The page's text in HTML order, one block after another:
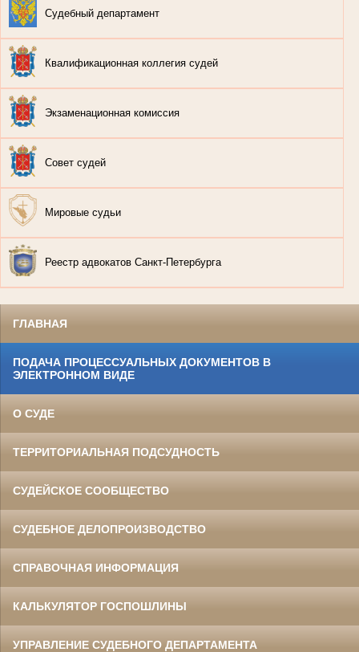
Судебный департамент
Квалификационная коллегия судей
Экзаменационная комиссия
Совет судей
Мировые судьи
Реестр адвокатов Санкт-Петербурга
ГЛАВНАЯ
ПОДАЧА ПРОЦЕССУАЛЬНЫХ ДОКУМЕНТОВ В
ЭЛЕКТРОННОМ ВИДЕ
О СУДЕ
ТЕРРИТОРИАЛЬНАЯ ПОДСУДНОСТЬ
СУДЕЙСКОЕ СООБЩЕСТВО
СУДЕБНОЕ ДЕЛОПРОИЗВОДСТВО
СПРАВОЧНАЯ ИНФОРМАЦИЯ
КАЛЬКУЛЯТОР ГОСПОШЛИНЫ
УПРАВЛЕНИЕ СУДЕБНОГО ДЕПАРТАМЕНТА